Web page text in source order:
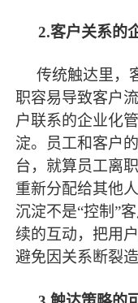
2.客户关系的
传统触达里，
职容易导致客户
户联系的企业化
淀。员工和客户
台，就算员工离
重新分配给其他
沉淀不是“控制”
续的互动，把用
避免因关系断裂造